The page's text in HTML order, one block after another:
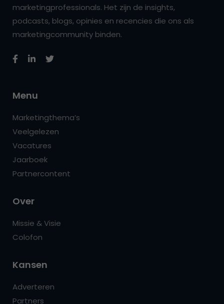
marketingprofessionals. Het zijn de insights,
podcasts, blogs, opinies en recencies die ons als
marketingcommunity binden.
Menu
Marketingthema’s
Veelgelezen
Vacatures
Jaarboek
Partnercontent
Over
Missie & Visie
Colofon
Kansen
Adverteren
Partners